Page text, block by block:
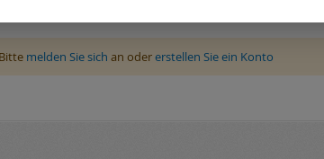
melden Sie sich an odererstellen Sie ein Konto